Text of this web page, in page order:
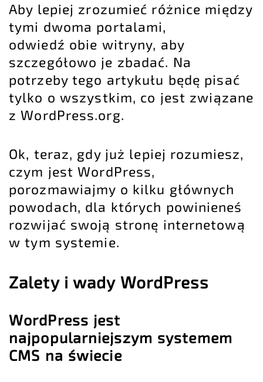
Aby lepiej zrozumieć różnice między
tymi dwoma portalami,
odwiedź obie witryny, aby
szczegółowo je zbadać. Na
potrzeby tego artykułu będę pisać
tylko o wszystkim, co jest związane
z WordPress.org.
Ok, teraz, gdy już lepiej rozumiesz,
czym jest WordPress,
porozmawiajmy o kilku głównych
powodach, dla których powinieneś
rozwijać swoją stronę internetową
w tym systemie.
Zalety i wady WordPress
WordPress jest
najpopularniejszym systemem
CMS na świecie